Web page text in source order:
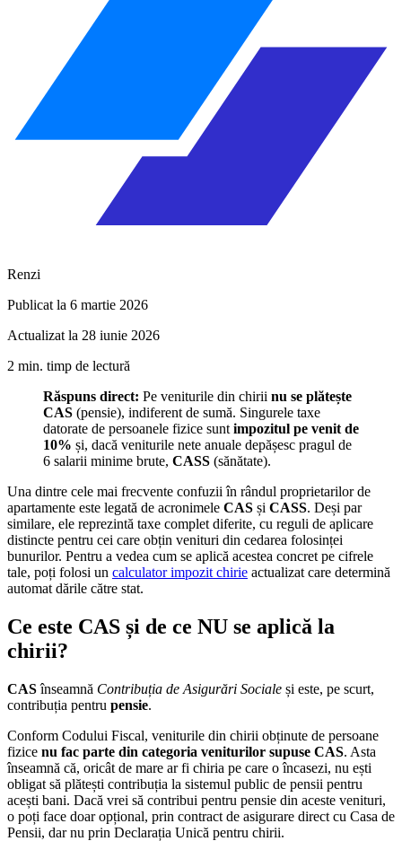
Renzi
Publicat la 6 martie 2026
Actualizat la 28 iunie 2026
2 min. timp de lectură
Răspuns direct: Pe veniturile din chirii nu se plătește
CAS (pensie), indiferent de sumă. Singurele taxe
datorate de persoanele fizice sunt impozitul pe venit de
10% și, dacă veniturile nete anuale depășesc pragul de
6 salarii minime brute, CASS (sănătate).
Una dintre cele mai frecvente confuzii în rândul proprietarilor de
apartamente este legată de acronimele CAS și CASS. Deși par
similare, ele reprezintă taxe complet diferite, cu reguli de aplicare
distincte pentru cei care obțin venituri din cedarea folosinței
bunurilor. Pentru a vedea cum se aplică acestea concret pe cifrele
tale, poți folosi un calculator impozit chirie actualizat care determină
automat dările către stat.
Ce este CAS și de ce NU se aplică la
chirii?
CASînseamnă Contribuția de Asigurări Sociale și este, pe scurt,
contribuția pentru pensie.
Conform Codului Fiscal, veniturile din chirii obținute de persoane
fizice nu fac parte din categoria veniturilor supuse CAS. Asta
înseamnă că, oricât de mare ar fi chiria pe care o încasezi, nu ești
obligat să plătești contribuția la sistemul public de pensii pentru
acești bani. Dacă vrei să contribui pentru pensie din aceste venituri,
o poți face doar opțional, prin contract de asigurare direct cu Casa de
Pensii, dar nu prin Declarația Unică pentru chirii.